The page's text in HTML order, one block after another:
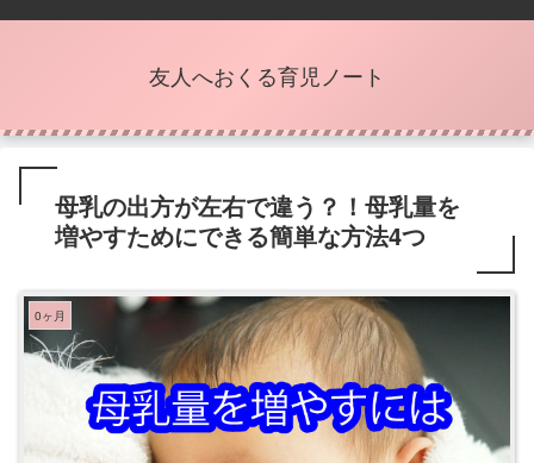
友人へおくる育児ノート
母乳の出方が左右で違う？！母乳量を
増やすためにできる簡単な方法4つ
0ヶ月